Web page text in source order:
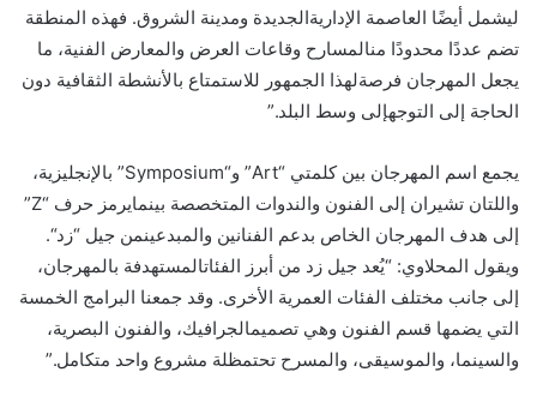
ليشمل أيضا العاصمة الإداريةالجديدة ومدينة الشروق. فهذه المنطقة
تضم عددا محدودا منالمسارح وقاعات العرض والمعارض الفنية، ما
يجعل المهرجان فرصةلهذا الجمهور للاستمتاع بالأنشطة الثقافية دون
الحاجة إلى التوجهإلى وسط البلد.”
يجمع اسم المهرجان بين كلمتي “
Art
” و“
Symposium
” بالإنجليزية،
واللتان تشيران إلى الفنون والندوات المتخصصة بينمايرمز حرف “
Z
”
إلى هدف المهرجان الخاص بدعم الفنانين والمبدعينمن جيل “زد“.
ويقول المحلاوي: “يعد جيل زد من أبرز الفئاتالمستهدفة بالمهرجان،
إلى جانب مختلف الفئات العمرية الأخرى. وقد جمعنا البرامج الخمسة
التي يضمها قسم الفنون وهي تصميمالجرافيك، والفنون البصرية،
والسينما، والموسيقى، والمسرح تحتمظلة مشروع واحد متكامل.”